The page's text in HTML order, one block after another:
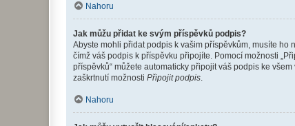
Nahoru
Jak můžu přidat ke svým příspěvků podpis?
Abyste mohli přidat podpis k vašim příspěvkům, musíte ho
čímž váš podpis k příspěvku připojíte. Pomocí možnosti
příspěvků“ můžete automaticky připojit váš podpis ke
zaškrtnutí možnosti Připojit podpis
Nahoru